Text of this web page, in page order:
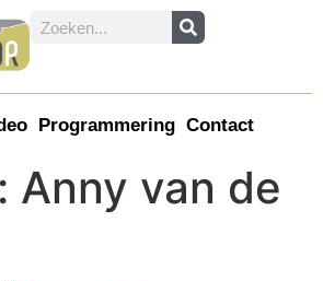
Programmering Contact
Anny van de